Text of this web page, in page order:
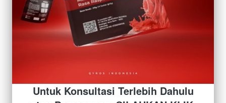
Untuk Konsultasi Terlebih Dahulu